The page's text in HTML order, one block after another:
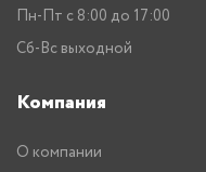
Пн-Пт с 8:00 до 17:00
Сб-Вс выходной
Компания
О компании